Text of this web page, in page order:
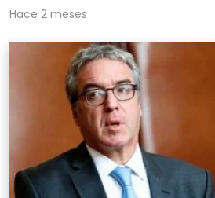
Hace 2 meses